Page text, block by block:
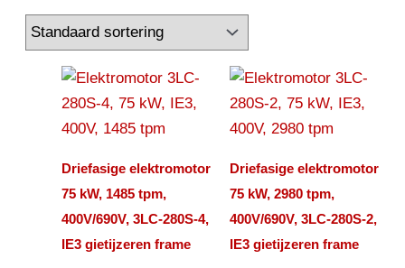
Driefasige elektromotor
75 kW, 1485 tpm,
400V/690V, 3LC-280S-4,
IE3 gietijzeren frame
Driefasige elektromotor
75 kW, 2980 tpm,
400V/690V, 3LC-280S-2,
IE3 gietijzeren frame